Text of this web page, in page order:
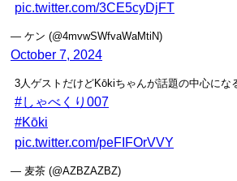
pic.twitter.com/3CE5cyDjFT
— ケン (@4mvwSWfvaWaMtiN)
October 7, 2024
3人ゲストだけどKōkiちゃんが話題の中心にな
#しゃべくり007
#Kōki
pic.twitter.com/peFIFOrVVY
— 麦茶 (@AZBZAZBZ)